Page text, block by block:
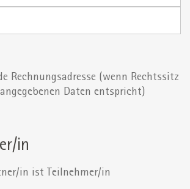
Rechnungsadresse (wenn Rechtssitz
Daten entspricht)
in
in ist Teilnehmer/in